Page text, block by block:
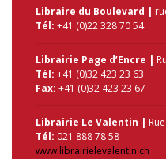
Libraire du Boulevard |
Tél: +41 (0)22 328 70 54
Librairie Page d’Encre |
Tél: +41 (0)32 423 23 63
Fax: +41 (0)32 423 23 67
Librairie Le Valentin |
Tél: 021 888 78 58
www.librairielevalentin.ch